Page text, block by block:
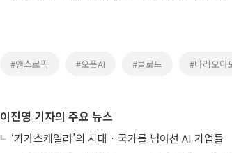
#앤스로픽 #오픈AI #클로드 #다리오아
이진영 기자의 주요 뉴스
‘기가스케일러’의 시대…국가를 넘어선 AI 기업들